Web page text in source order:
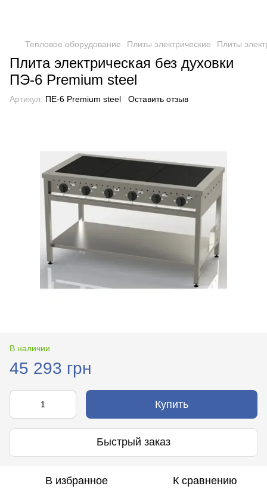
Тепловое оборудование Плиты электрические Плиты
Плита электрическая без духовки
ПЭ-6 Premium steel
Артикул: ПЕ-6 Premium steel Оставить отзыв
В наличии
45 293 грн
Купить
Быстрый заказ
В избранное К сравнению